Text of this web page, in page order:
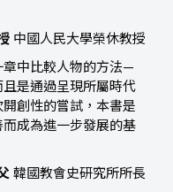
中國人民大學榮休教授
章中比較人物的方法—
是通過呈現所屬時代
創性的嘗試，本書是
成為進一步發展的基
韓國教會史研究所所長